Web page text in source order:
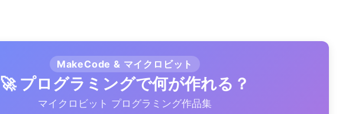
MakeCode & マイクロビット
🚀 プログラミングで何が作れる？
マイクロビット プログラミング作品集